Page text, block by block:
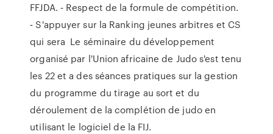
FFJDA. ‐ Respect de la formule de compétition.
‐ S'appuyer sur la Ranking jeunes arbitres et CS
qui sera Le séminaire du développement
organisé par l'Union africaine de Judo s'est tenu
les 22 et a des séances pratiques sur la gestion
du programme du tirage au sort et du
déroulement de la complétion de judo en
utilisant le logiciel de la FIJ.